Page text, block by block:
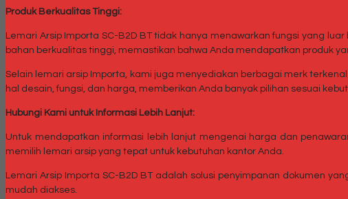
Produk Berkualitas Tinggi:
Lemari Arsip Importa SC-B2D BT tidak hanya menawarkan fungsi yang
bahan berkualitas tinggi, memastikan bahwa Anda mendapatkan produk
Selain lemari arsip Importa, kami juga menyediakan berbagai merk
hal desain, fungsi, dan harga, memberikan Anda banyak pilihan sesuai
Hubungi Kami untuk Informasi Lebih Lanjut:
Untuk mendapatkan informasi lebih lanjut mengenai harga dan
memilih lemari arsip yang tepat untuk kebutuhan kantor Anda.
Lemari Arsip Importa SC-B2D BT adalah solusi penyimpanan dokumen
mudah diakses.